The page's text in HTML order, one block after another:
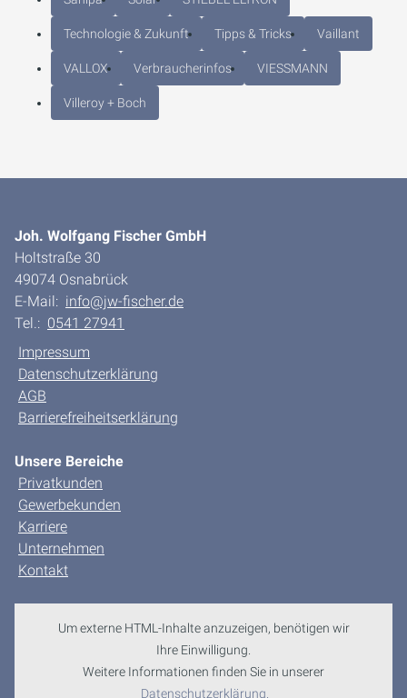
Technologie & Zukunft Tipps & Tricks Vaillant
VALLOX Verbraucherinfos VIESSMANN
Villeroy + Boch
Joh. Wolfgang Fischer GmbH
Holtstraße 30
49074 Osnabrück
E-Mail: info@jw-fischer.de
Tel.: 0541 27941
Impressum
Datenschutzerklärung
AGB
Barrierefreiheitserklärung
Unsere Bereiche
Privatkunden
Gewerbekunden
Karriere
Unternehmen
Kontakt
Um externe HTML-Inhalte anzuzeigen, benötigen wir
Ihre Einwilligung.
Weitere Informationen finden Sie in unserer
Datenschutzerklärung.